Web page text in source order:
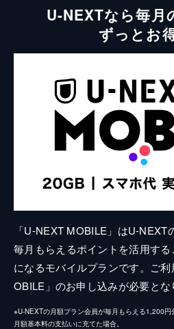
U-NEXTなら毎月
ずっとお
「U-NEXT MOBILE」はU-
毎月もらえるポイントを活用す
になるモバイルプランです。ご
OBILE」のお申し込みが必要とな
※U-NEXTの月額プラン会員が毎月もらえる1,200
月額基本料の支払いに充てた場合。